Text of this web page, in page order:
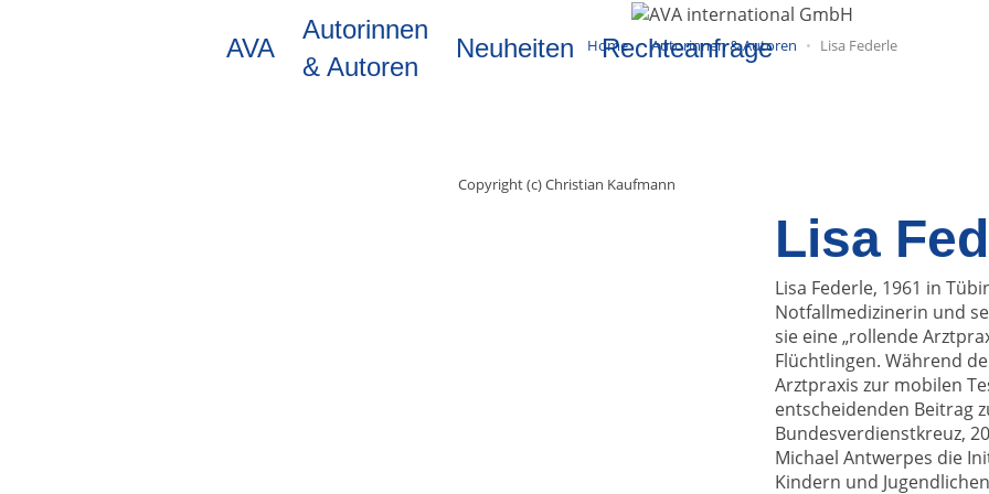
AVA
Autorinnen
& Autoren
Neuheiten Rechteanfrage
Home Autorinnen & Autoren Lisa Federle
Copyright (c) Christian Kaufmann
Lisa
Lisa Federle, 1961 in
Notfallmedizinerin und
sie eine „rollende
Flüchtlingen. Während
Arztpraxis zur mobilen
entscheidenden Beitrag
Bundesverdienstkreuz,
Michael Antwerpes die
Kindern und